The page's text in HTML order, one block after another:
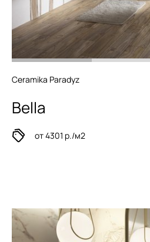
Ceramika Paradyz
Bella
от 4301 р./м2